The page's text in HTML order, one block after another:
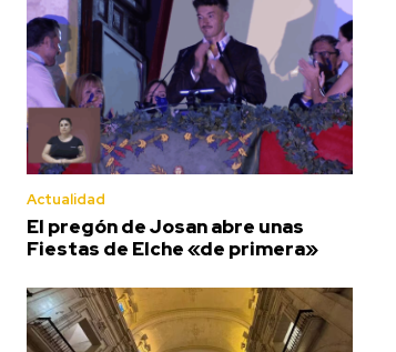
Actualidad
El pregón de Josan abre unas
Fiestas de Elche «de primera»